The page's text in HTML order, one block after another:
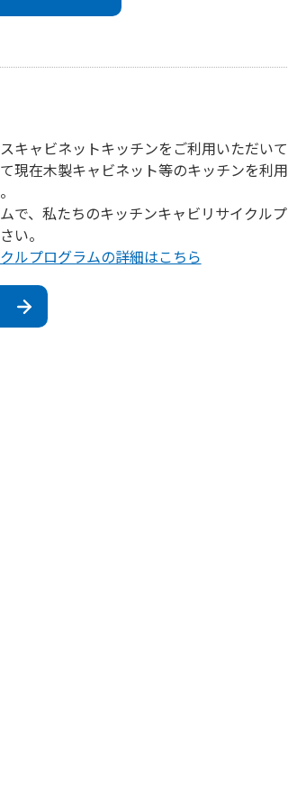
キャビネットキッチンをご利用いただいて
現在木製キャビネット等のキッチンを利用
で、私たちのキッチンキャビリサイクルプ
い。
ルプログラムの詳細はこちら